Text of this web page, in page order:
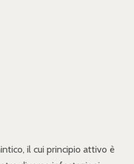
il cui principio attivo è